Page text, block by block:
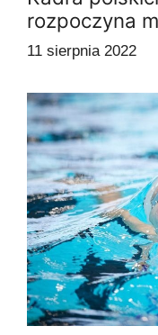
rozpoczyna
11 sierpnia 2022